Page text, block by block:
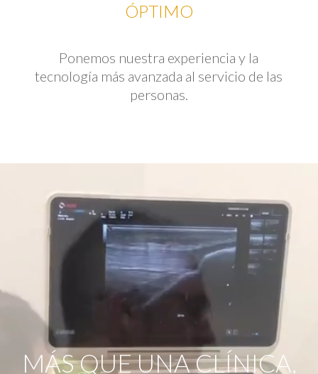
ÓPTIMO
Ponemos nuestra experiencia y la
tecnología más avanzada al servicio de las
personas.
MÁS QUE UNA CLÍNICA,